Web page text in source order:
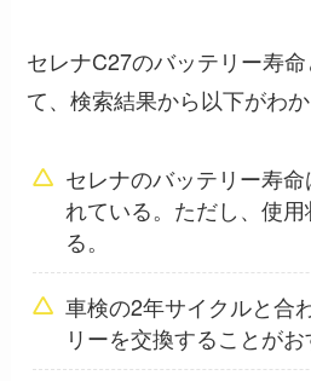
セレナC27のバッテリー寿
て、検索結果から以下がわか
セレナのバッテリー寿
れている。ただし、使
る。
車検の2年サイクルと合
リーを交換することがお